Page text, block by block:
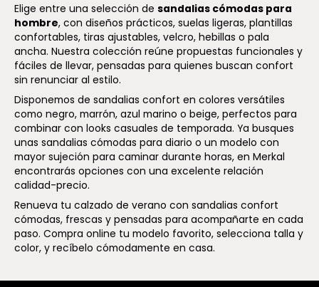
Elige entre una selección de sandalias cómodas para
hombre, con diseños prácticos, suelas ligeras, plantillas
confortables, tiras ajustables, velcro, hebillas o pala
ancha. Nuestra colección reúne propuestas funcionales y
fáciles de llevar, pensadas para quienes buscan confort
sin renunciar al estilo.
Disponemos de sandalias confort en colores versátiles
como negro, marrón, azul marino o beige, perfectos para
combinar con looks casuales de temporada. Ya busques
unas sandalias cómodas para diario o un modelo con
mayor sujeción para caminar durante horas, en Merkal
encontrarás opciones con una excelente relación
calidad-precio.
Renueva tu calzado de verano con sandalias confort
cómodas, frescas y pensadas para acompañarte en cada
paso. Compra online tu modelo favorito, selecciona talla y
color, y recíbelo cómodamente en casa.